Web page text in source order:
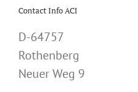
Contact Info ACI
D-64757
Rothenberg
Neuer Weg 9